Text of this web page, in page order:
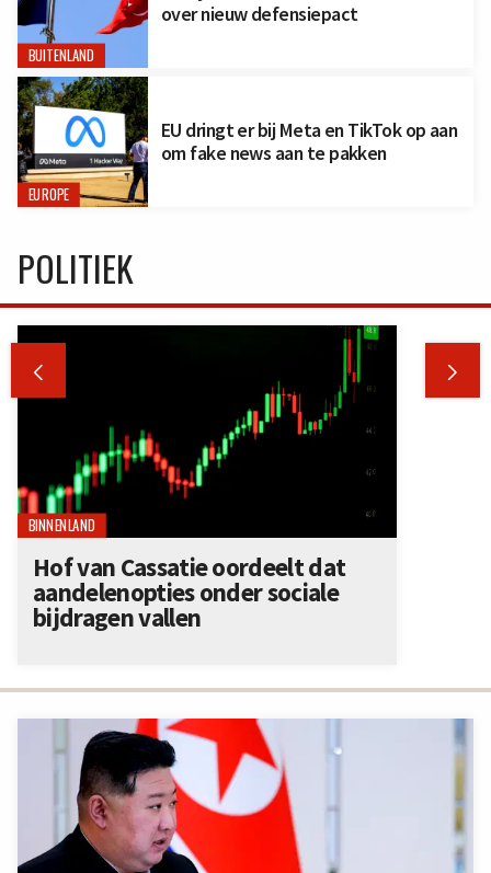
BUITENLAND
over nieuw defensiepact
EUROPE
EU dringt er bij Meta en TikTok op aan
om fake news aan te pakken
POLITIEK
 
BINNENLAND
Hof van Cassatie oordeelt dat
aandelenopties onder sociale
bijdragen vallen